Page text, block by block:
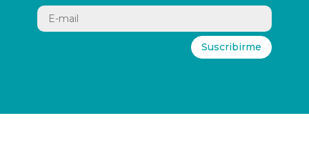
Suscribirme